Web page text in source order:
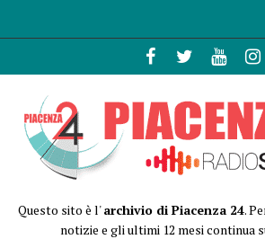
Questo sito è l'archivio di Piacenza 24.
notizie e gli ultimi 12 mesi continua